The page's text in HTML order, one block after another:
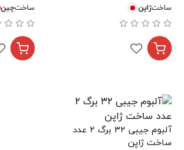
ساختژاپن ساختچین
آلبوم جیبی ۳۲ برگ ۲ عدد
ساخت ژاپن